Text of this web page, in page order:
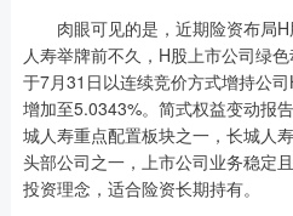
肉眼可见的是，近期险资布局H
人寿举牌前不久，H股上市公司绿
于7月31日以连续竞价方式增持公
增加至5.0343%。简式权益变动报
城人寿重点配置板块之一，长城人
头部公司之一，上市公司业务稳定
投资理念，适合险资长期持有。